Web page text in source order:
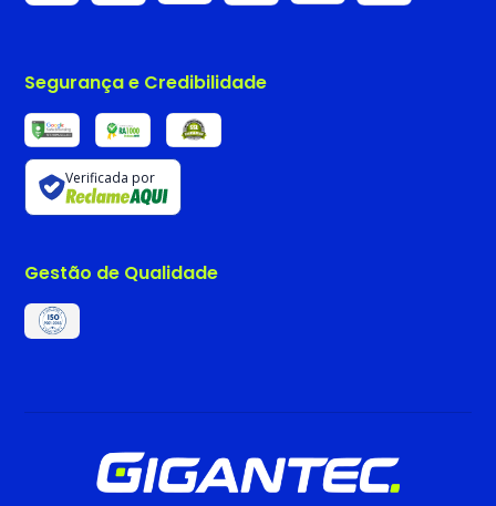
Segurança e Credibilidade
Verificada por
Gestão de Qualidade